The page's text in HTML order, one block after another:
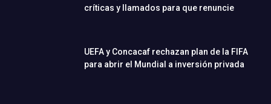
críticas y llamados para que renuncie
UEFA y Concacaf rechazan plan de la FIFA
para abrir el Mundial a inversión privada